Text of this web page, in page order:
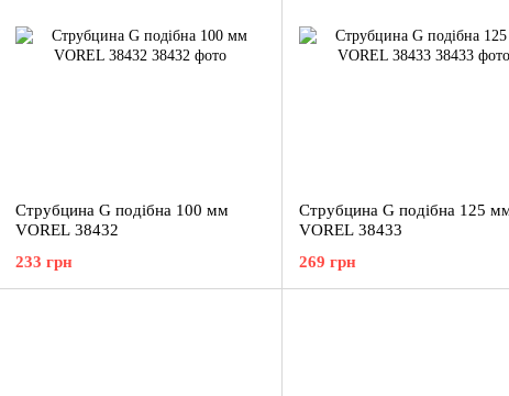
Струбцина G подібна 100 мм
VOREL 38432
233 грн
Струбцина G подібна 125
VOREL 38433
269 грн